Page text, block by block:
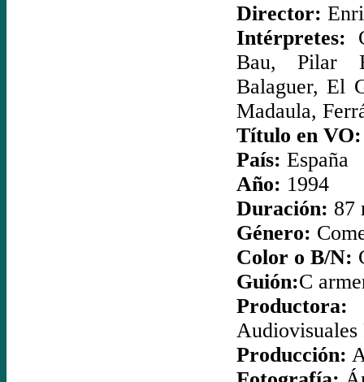
Director:
Intérpretes:
Bau, Pilar
Balaguer, El
Madaula,
Título en VO:
País: España
Año: 1994
Duración: 87
Género:
Color o B/N:
Guión:C
Productora:
Audiovisuales
Producción: